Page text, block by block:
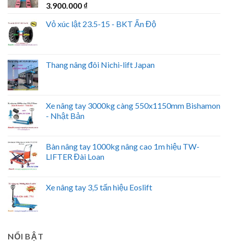
3.900.000 ₫
Vỏ xúc lật 23.5-15 - BKT Ấn Độ
Thang nâng đôi Nichi-lift Japan
Xe nâng tay 3000kg càng 550x1150mm Bishamon
- Nhật Bản
Bàn nâng tay 1000kg nâng cao 1m hiệu TW-
LIFTER Đài Loan
Xe nâng tay 3,5 tấn hiệu Eoslift
NỔI BẬT